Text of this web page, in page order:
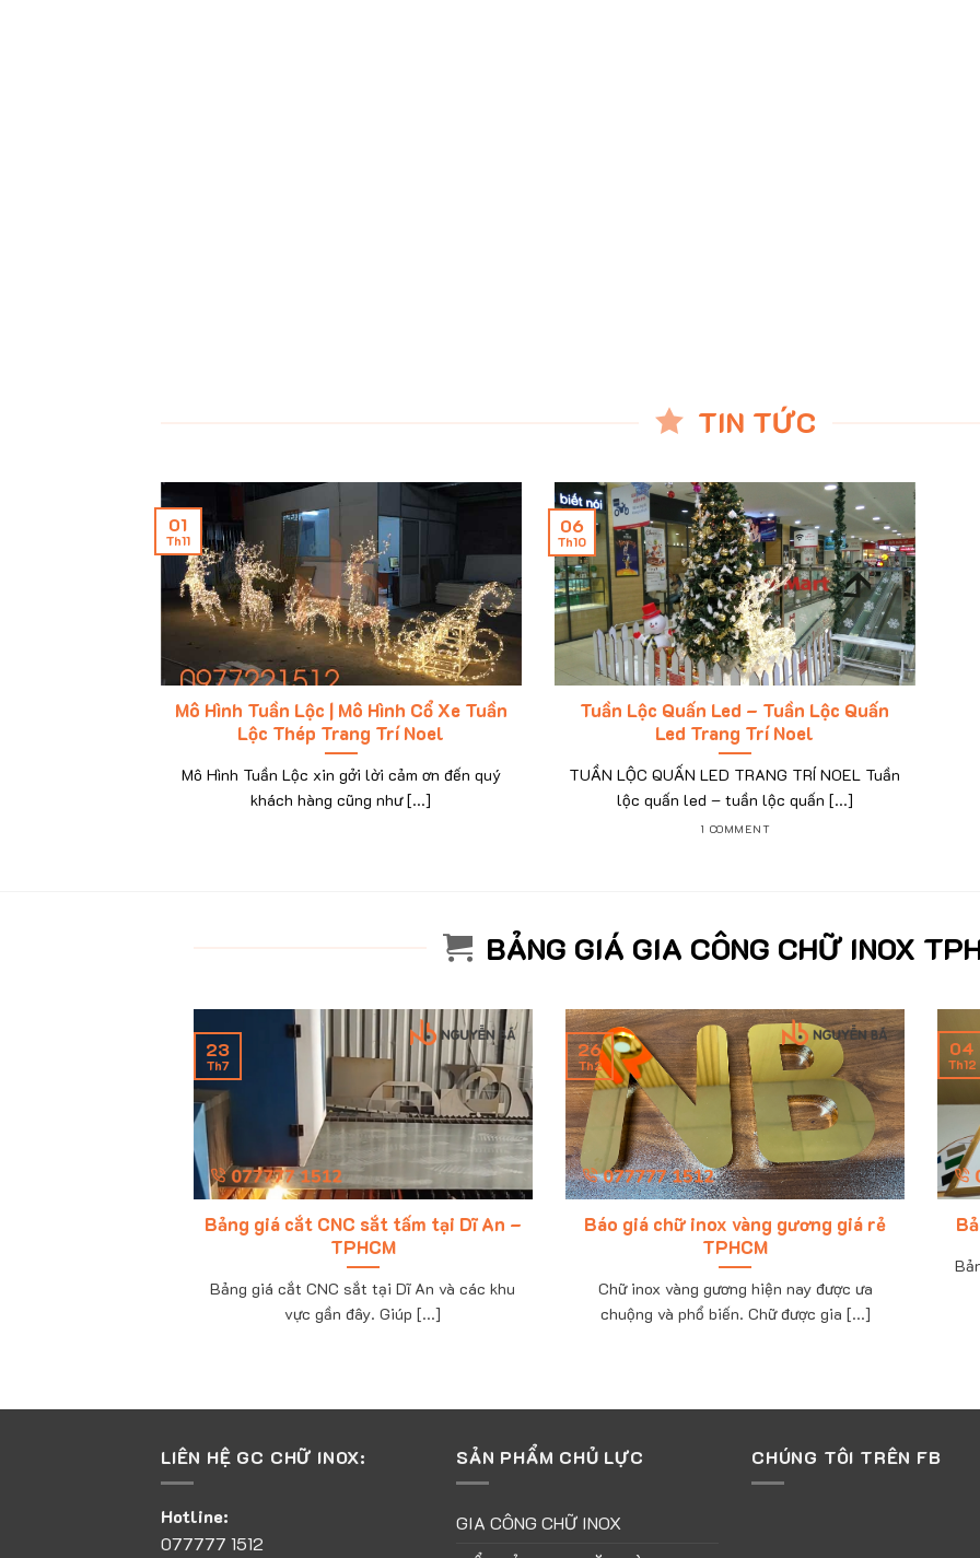
TIN TỨC
Mô Hình Tuần Lộc | Mô Hình Cổ Xe Tuần
Lộc Thép Trang Trí Noel
Mô Hình Tuần Lộc xin gởi lời cảm ơn đến quý
khách hàng cũng như [...]
01
Th11
Tuần Lộc Quấn Led – Tuần Lộc Quấn
Led Trang Trí Noel
TUẦN LỘC QUẤN LED TRANG TRÍ NOEL Tuần
lộc quấn led – tuần lộc quấn [...]
1 COMMENT
06
Th10
BẢNG GIÁ GIA CÔNG CHỮ INOX
Bảng giá cắt CNC sắt tấm tại Dĩ An –
TPHCM
Bảng giá cắt CNC sắt tại Dĩ An và các khu
vực gần đây. Giúp [...]
23
Th7
Báo giá chữ inox vàng gương giá rẻ
TPHCM
Chữ inox vàng gương hiện nay được ưa
chuộng và phổ biến. Chữ được gia [...]
26
Th2
04
Th12
LIÊN HỆ GC CHỮ INOX:
Hotline:
077777 1512
SẢN PHẨM CHỦ LỰC
GIA CÔNG CHỮ INOX
CHÚNG TÔI TRÊN FB